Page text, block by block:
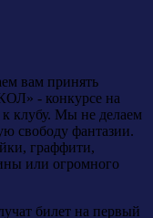
вам принять
- конкурсе на
клубу. Мы не делаем
свободу фантазии.
граффити,
или огромного
билет на первый